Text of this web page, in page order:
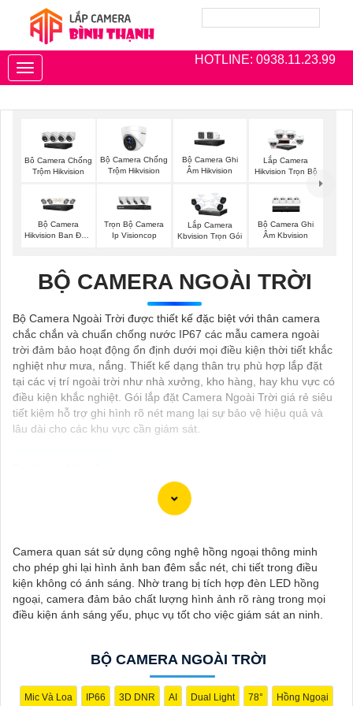
HOTLINE: 0938.11.23.99
Toggle
navigation
Bô Camera Chống
Trộm Hikvision
Bộ Camera Chống
Trộm Hikvision
Bộ Camera Ghi
Âm Hikvision
Lắp Camera
Hikvision Trọn Bộ
Bộ Camera
Hikvision Ban Đêm
Trọn Bộ Camera
Ip Visioncop
Lắp Camera
Kbvision Trọn Gói
Bộ Camera Ghi
Âm Kbvision
BỘ CAMERA NGOÀI TRỜI
Bộ Camera Ngoài Trời được thiết kế đặc biệt với thân camera
chắc chắn và chuẩn chống nước IP67 các mẫu camera ngoài
trời đảm bảo hoạt động ổn định dưới mọi điều kiện thời tiết khắc
nghiệt như mưa, nắng. Thiết kế dạng thân trụ phù hợp lắp đặt
tại các vị trí ngoài trời như nhà xưởng, kho hàng, hay khu vực có
điều kiện khắc nghiệt. Gói lắp đặt Camera Ngoài Trời giá rẻ siêu
tiết kiệm hỗ trợ ghi hình rõ nét mang lại sự bảo vệ hiệu quả và
lâu dài cho các khu vực cần giám sát.
Dạ chào bạn, dưới đây là một số thông tin về Camera Thiết Kế
hình ảnh cao, hỗ trợ các tính năng thông minh như phát hiện
chuyển động, hồng ngoại thông minh.
💠2: Dahua IPC-HDW4433C-A: Camera IP 4MP, công nghệ
Starlight cho hình ảnh màu ban đêm, chống ngược sáng tốt,
thiết kế chống nước, bụi IP67
có khả năng quan sát trong điều kiện thiếu sáng, chất lượng
hình ảnh tốt, dễ sử dụng và lắp đặt.
Nhớ kiểm tra các yêu cầu kỹ thuật và tính năng mà bạn cần
trước khi lựa chọn camera phù hợp với nhu cầu sử dụng của
Camera quan sát sử dụng công nghệ hồng ngoại thông minh
cho phép ghi lại hình ảnh ban đêm sắc nét, chi tiết trong điều
kiện không có ánh sáng. Nhờ trang bị tích hợp đèn LED hồng
ngoại, camera đảm bảo chất lượng hình ảnh rõ ràng trong mọi
điều kiện ánh sáng yếu, phục vụ tốt cho việc giám sát an ninh.
BỘ CAMERA NGOÀI TRỜI
Mic Và Loa IP66 3D DNR AI Dual Light 78° Hồng Ngoại